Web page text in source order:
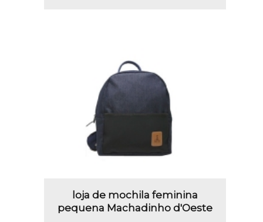
loja de mochila feminina
pequena Machadinho d'Oeste